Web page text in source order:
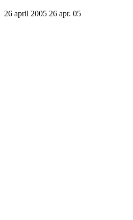
26 april 2005 26 apr. 05